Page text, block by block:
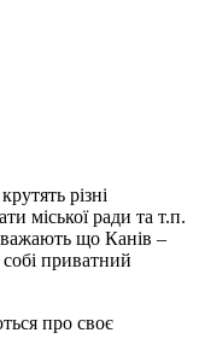
різні
міської ради та т.п.
що Канів –
приватний
про своє